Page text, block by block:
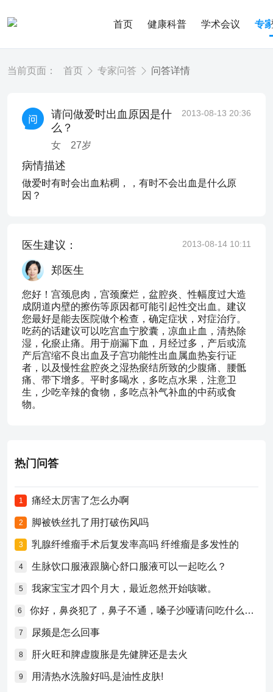
首页 健康科普 学术会议 专
当前页面： 首页 专家问答 问答详情
请问做爱时出血原因是什
么？
女 27岁
2013-08-13 20:36
病情描述
做爱时有时会出血粘稠，，有时不会出血是什么原
因？
医生建议： 2013-08-14 10:11
郑医生
您好！宫颈息肉，宫颈糜烂，盆腔炎、性幅度过大造
成阴道内壁的擦伤等原因都可能引起性交出血。建议
您最好是能去医院做个检查，确定症状，对症治疗。
吃药的话建议可以吃宫血宁胶囊，凉血止血，清热除
湿，化瘀止痛。用于崩漏下血，月经过多，产后或流
产后宫缩不良出血及子宫功能性出血属血热妄行证
者，以及慢性盆腔炎之湿热瘀结所致的少腹痛、腰骶
痛、带下增多。平时多喝水，多吃点水果，注意卫
生，少吃辛辣的食物，多吃点补气补血的中药或食
物。
热门问答
1 痛经太厉害了怎么办啊
2 脚被铁丝扎了用打破伤风吗
3 乳腺纤维瘤手术后复发率高吗 纤维瘤是多发性的
4 生脉饮口服液跟脑心舒口服液可以一起吃么？
5 我家宝宝才四个月大，最近忽然开始咳嗽。
6 你好，鼻炎犯了，鼻子不通，嗓子沙哑请问吃什么药比较好？
7 尿频是怎么回事
8 肝火旺和脾虚腹胀是先健脾还是去火
9 用清热水洗脸好吗,是油性皮肤!